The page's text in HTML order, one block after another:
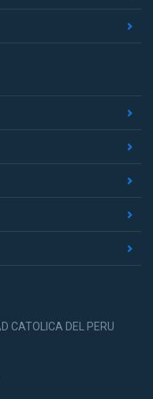
CATOLICA DEL PERU